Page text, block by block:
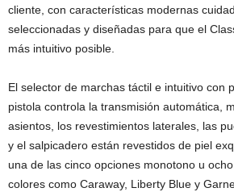
cliente, con características modernas
seleccionadas y diseñadas para que el
más intuitivo posible.
El selector de marchas táctil e intuitivo con
pistola controla la transmisión automática,
asientos, los revestimientos laterales, las
y el salpicadero están revestidos de piel
una de las cinco opciones monotono u
colores como Caraway, Liberty Blue y